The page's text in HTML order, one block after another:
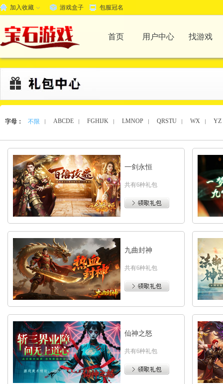
加入收藏 游戏盒子 包服冠名
首页 用户中心 找游戏
字母： 不限 ︱ ABCDE ︱ FGHIJK ︱ LMNOP ︱ QRSTU ︱ WX ︱ YZ
一剑永恒
共有6种礼包
九曲封神
共有6种礼包
仙神之怒
共有6种礼包